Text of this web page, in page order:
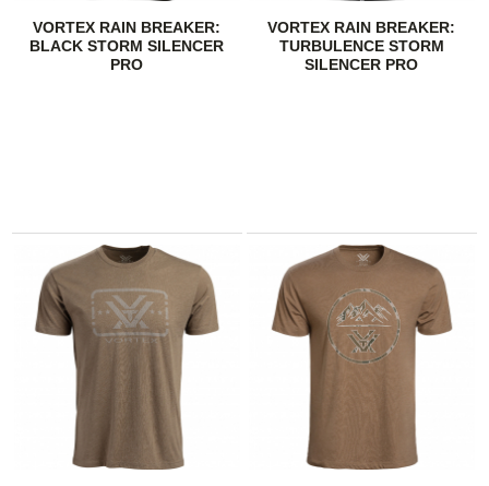
VORTEX RAIN BREAKER:
BLACK STORM SILENCER
PRO
VORTEX RAIN BREAKER:
TURBULENCE STORM
SILENCER PRO